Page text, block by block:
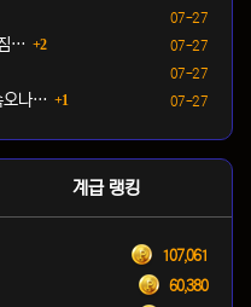
등록일
07-27
등록일
07-27
… 2댓글
등록일
07-27
등록일
07-27
오나… 1
계급 랭킹
107,061
60,380